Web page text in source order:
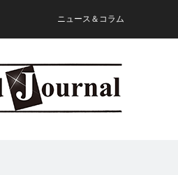
ニュース＆コラム